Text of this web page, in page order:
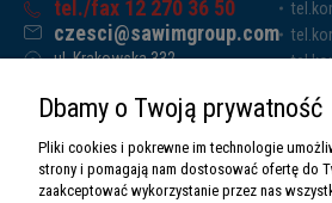
tel./fax 12 270 36 50
czesci@sawimgroup.com
ul. Krakowska 332,
Sawim Group Mariusz Zdyb sp. k.
NIP: 5130284470
REGON: 5246591010
Dbamy o Twoją prywatność
Pliki cookies i pokrewne im technologie
strony i pomagają nam dostosować ofertę do
zaakceptować wykorzystanie przez nas